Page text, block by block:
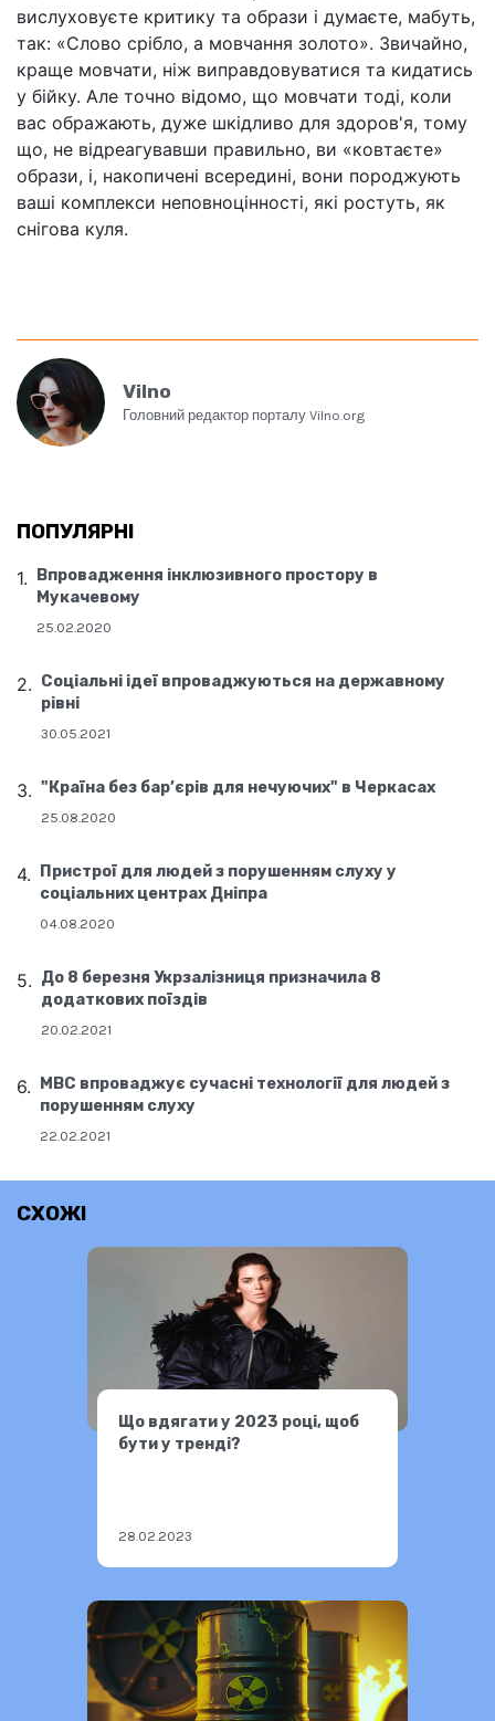
вислуховуєте критику та образи і думаєте, мабуть,
так: «Слово срібло, а мовчання золото». Звичайно,
краще мовчати, ніж виправдовуватися та кидатись
у бійку. Але точно відомо, що мовчати тоді, коли
вас ображають, дуже шкідливо для здоров'я, тому
що, не відреагувавши правильно, ви «ковтаєте»
образи, і, накопичені всередині, вони породжують
ваші комплекси неповноцінності, які ростуть, як
снігова куля.
Vilno
Головний редактор порталу Vilno.org
ПОПУЛЯРНІ
Впровадження інклюзивного простору в
Мукачевому
25.02.2020
Соціальні ідеї впроваджуються на державному
рівні
30.05.2021
"Країна без бар’єрів для нечуючих" в Черкасах
25.08.2020
Пристрої для людей з порушенням слуху у
соціальних центрах Дніпра
04.08.2020
До 8 березня Укрзалізниця призначила 8
додаткових поїздів
20.02.2021
МВС впроваджує сучасні технології для людей з
порушенням слуху
22.02.2021
СХОЖІ
Що вдягати у 2023 році, щоб
бути у тренді?
28.02.2023